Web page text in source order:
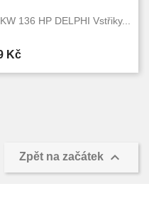
136 HP DELPHI Vstřiky...
Kč
Zpět na začátek 